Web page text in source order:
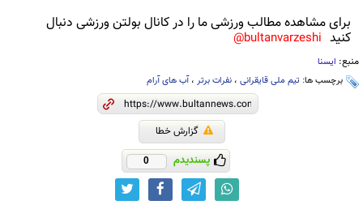
برای مشاهده مطالب ورزشی ما را در کانال بولتن ورزشی دنبال
کنید bultanvarzeshi@
منبع: ایسنا
برچسب ها: تیم ملی قایقرانی ، نفرات برتر ،آب های آرام
گزارش خطا
پسندیدم 0